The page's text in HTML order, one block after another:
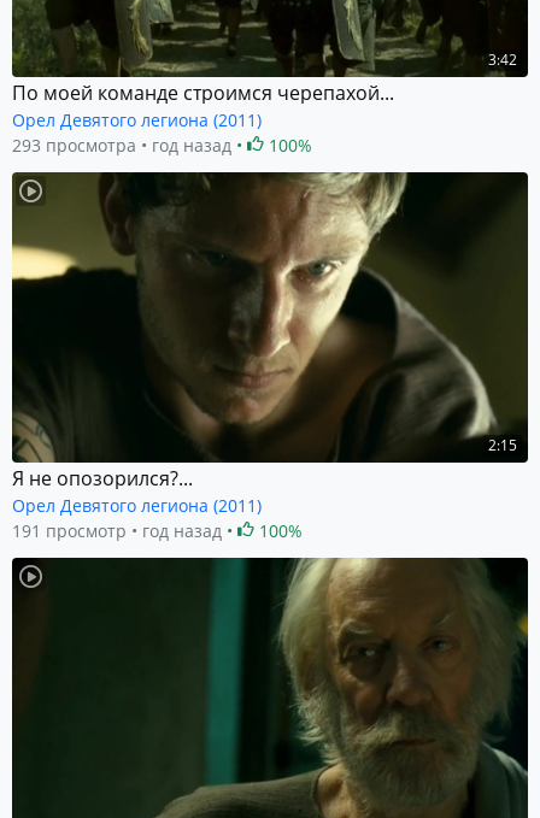
3:42
По моей команде строимся черепахой...
Орел Девятого легиона (2011)
293 просмотра
год назад 100%
2:15
Я не опозорился?...
Орел Девятого легиона (2011)
191 просмотр
год назад 100%